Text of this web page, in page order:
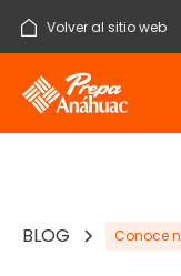
Volver al sitio web
BLOG Conoce